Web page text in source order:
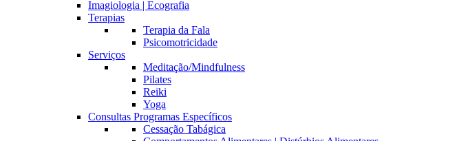
Imagiologia | Ecografia
Terapias
Terapia da Fala
Psicomotricidade
Serviços
Meditação/Mindfulness
Pilates
Reiki
Yoga
Consultas Programas Específicos
Cessação Tabágica